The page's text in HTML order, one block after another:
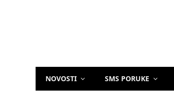
NOVOSTI SMS PORUKE